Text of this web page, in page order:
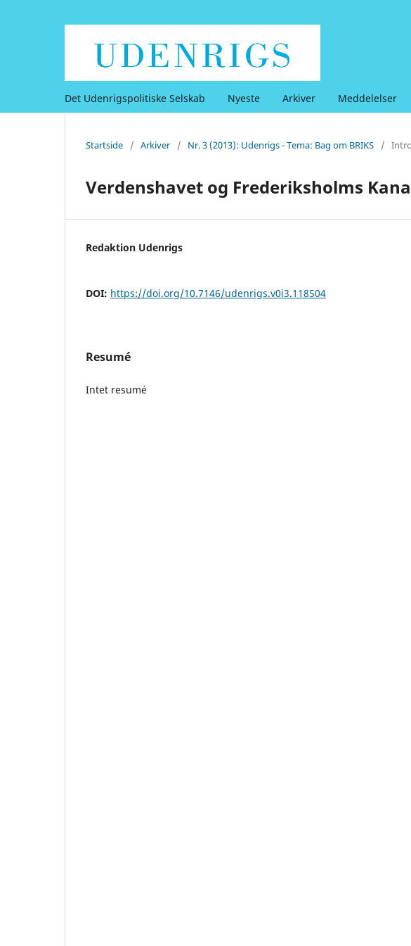
Det Udenrigspolitiske Selskab Nyeste Arkiver Meddelelser
Startside / Arkiver / Nr. 3 (2013): Udenrigs - Tema: Bag om BRIKS / Intro
Verdenshavet og Frederiksholms
Redaktion Udenrigs
DOI: https://doi.org/10.7146/udenrigs.v0i3.118504
Resumé
Intet resumé